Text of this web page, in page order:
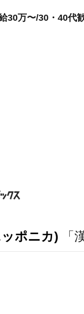
30万〜/30・40代
ポニカ) 「